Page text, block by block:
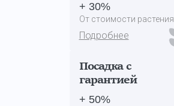
+ 30%
От стоимости растения
Подробнее
Посадка с
гарантией
+ 50%